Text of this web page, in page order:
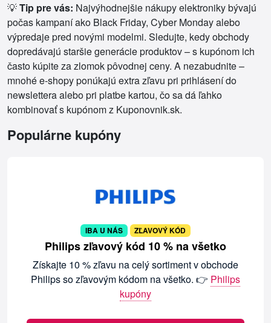
💡Tip pre vás: Najvýhodnejšie nákupy elektroniky bývajú
počas kampaní ako Black Friday, Cyber Monday alebo
výpredaje pred novými modelmi. Sledujte, kedy obchody
dopredávajú staršie generácie produktov – s kupónom ich
často kúpite za zlomok pôvodnej ceny. A nezabudnite –
mnohé e-shopy ponúkajú extra zľavu pri prihlásení do
newslettera alebo pri platbe kartou, čo sa dá ľahko
kombinovať s kupónom z Kuponovnik.sk.
Populárne kupóny
IBA U NÁS ZĽAVOVÝ KÓD
Philips zľavový kód 10 % na všetko
Získajte 10 % zľavu na celý sortiment v obchode
Philips so zľavovým kódom na všetko. 👉 Philips
kupóny